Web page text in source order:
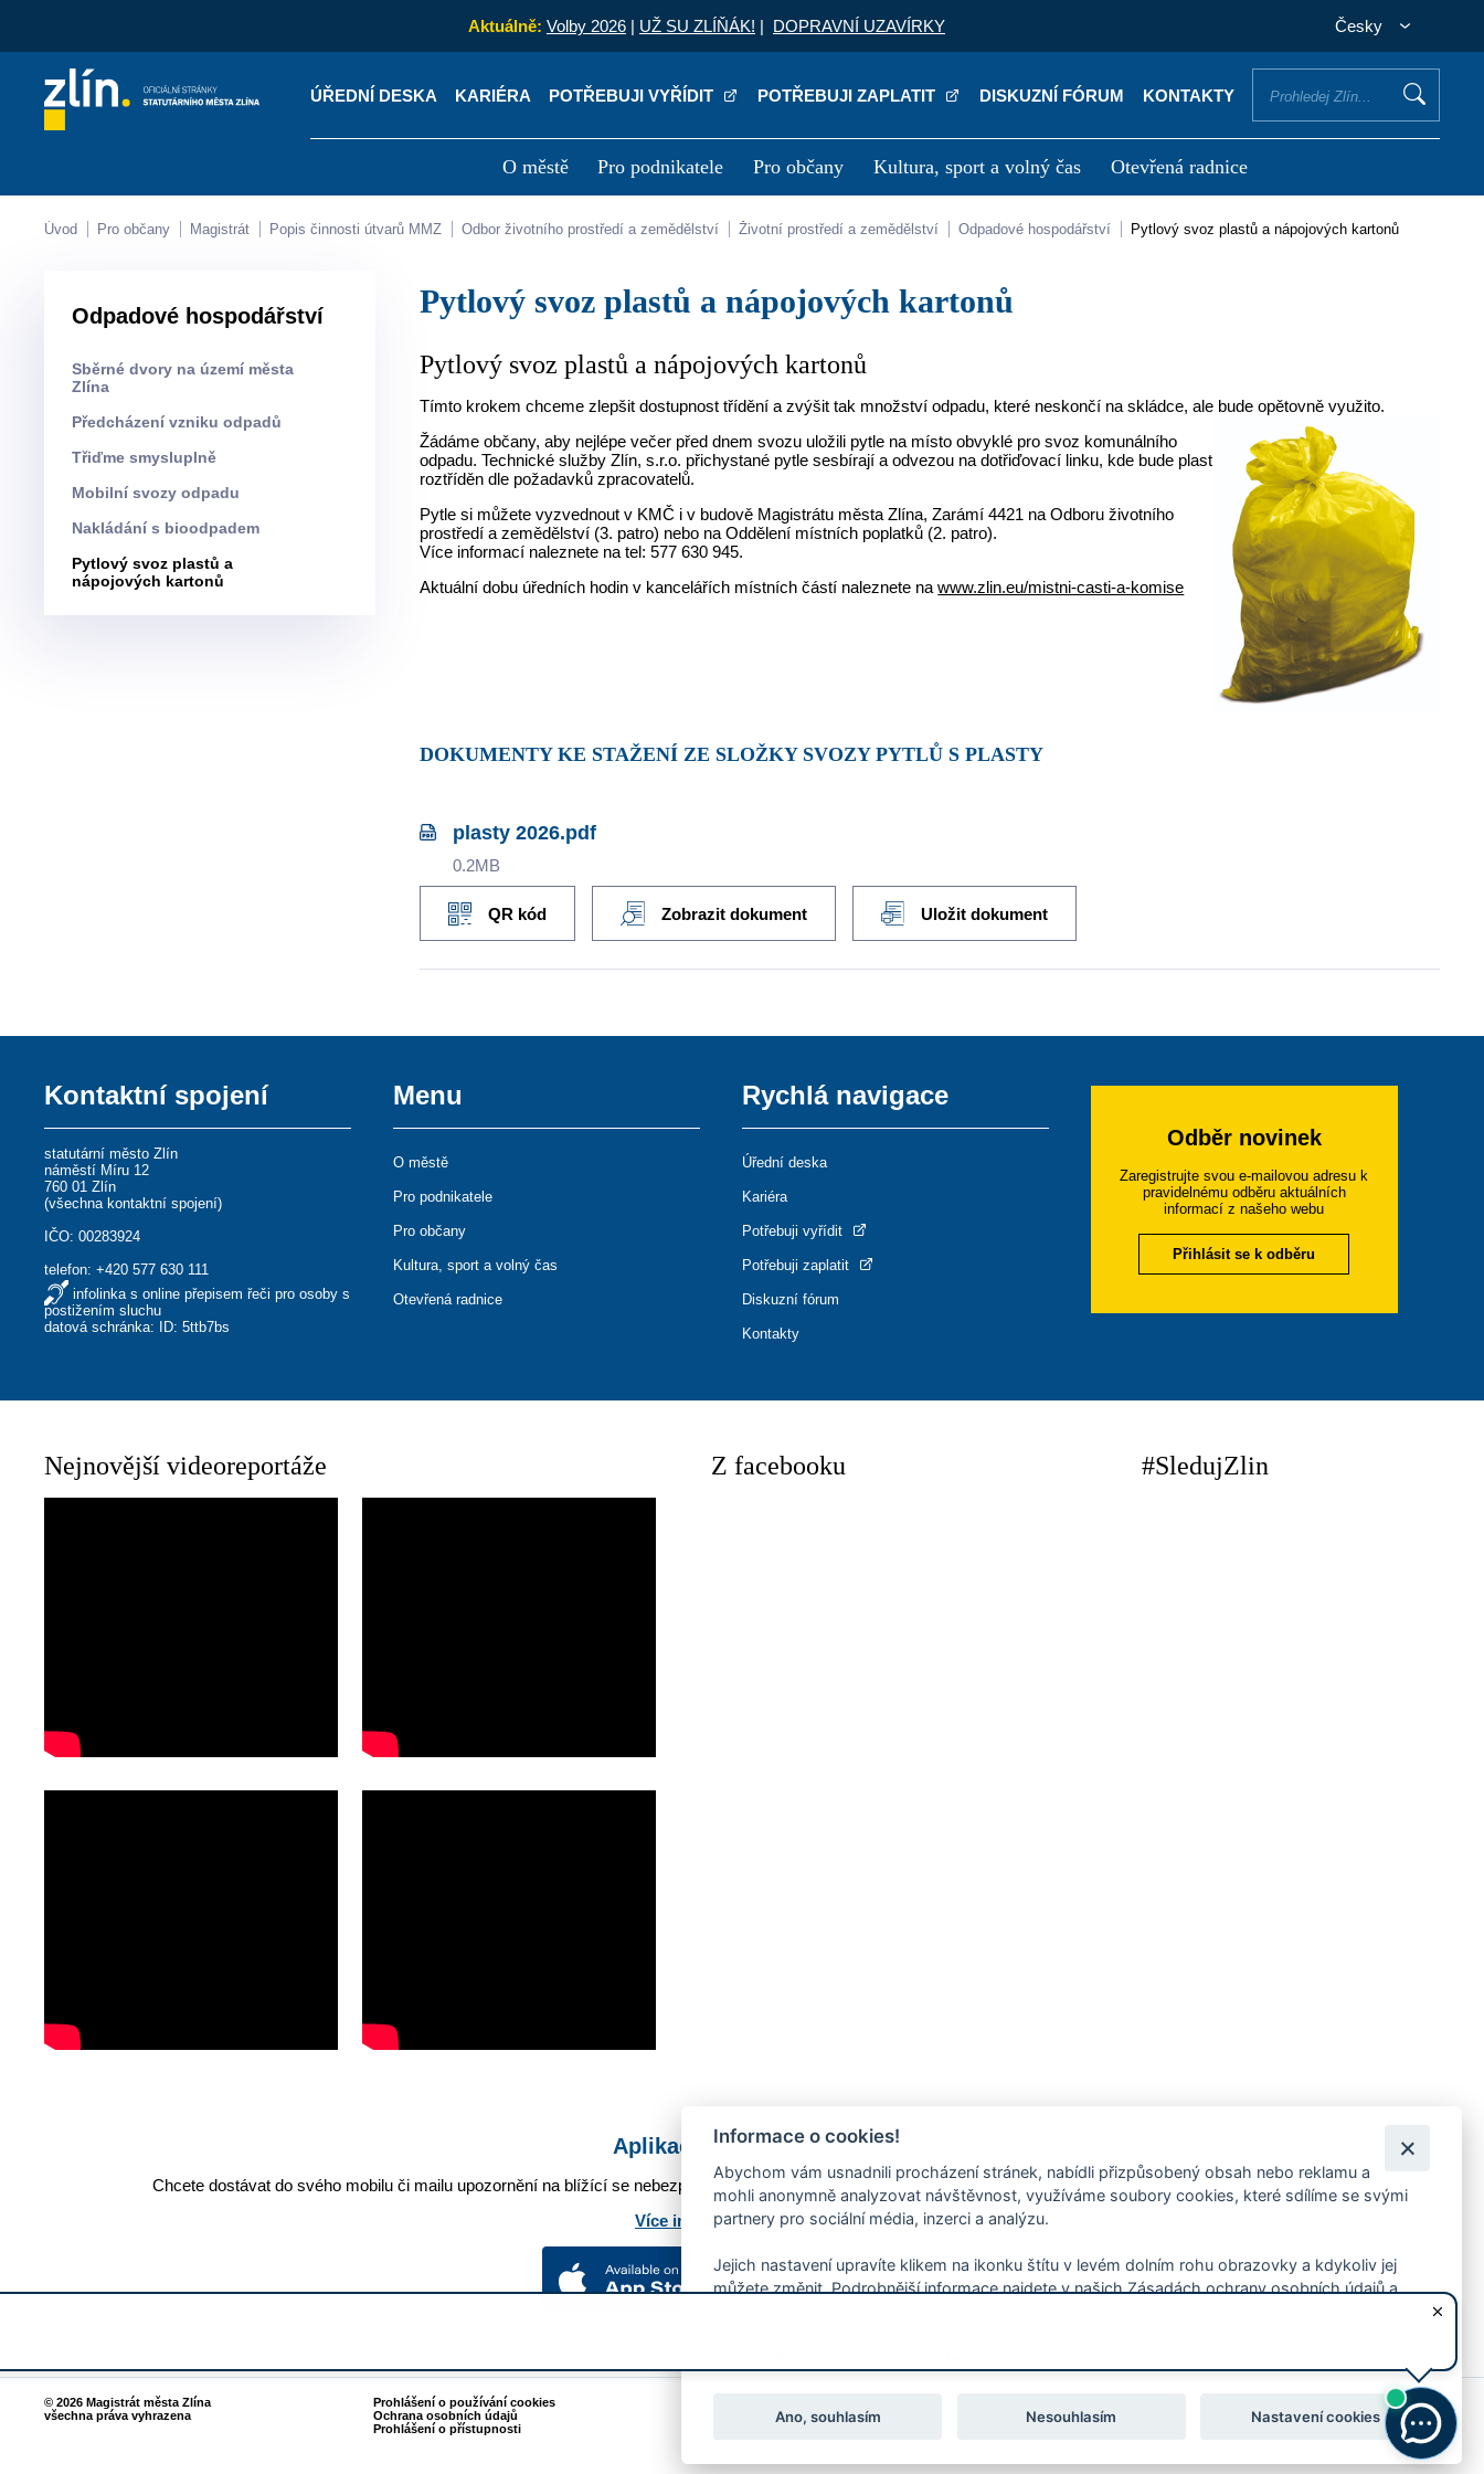
Aktuálně: Volby 2026 | UŽ SU ZLÍŇÁK! | DOPRAVNÍ UZAVÍRKY Česky
ÚŘEDNÍ DESKA KARIÉRA POTŘEBUJI VYŘÍDIT POTŘEBUJI ZAPLATIT DISKUZNÍ FÓRUM KONTAKTY
O městě Pro podnikatele Pro občany Kultura, sport a volný čas Otevřená radnice
Kontakty Úřední deska Kariéra Potřebuji vyřídit Potřebuji zaplatit
Úvod Pro občany Magistrát Popis činnosti útvarů MMZ Odbor životního prostředí a zemědělství Životní prostředí a zemědělství Odpadové hospodářství Pytlový svoz plastů a nápojových kartonů
Odpadové hospodářství
Sběrné dvory na území města
Zlína
Předcházení vzniku odpadů
Třiďme smysluplně
Mobilní svozy odpadu
Nakládání s bioodpadem
Pytlový svoz plastů a
nápojových kartonů
Pytlový svoz plastů a nápojových kartonů
Pytlový svoz plastů a nápojových kartonů
Tímto krokem chceme zlepšit dostupnost třídění a zvýšit tak množství odpadu, které neskončí na skládce, ale bude opětovně využito.
Žádáme občany, aby nejlépe večer před dnem svozu uložili pytle na místo obvyklé pro svoz komunálního
odpadu. Technické služby Zlín, s.r.o. přichystané pytle sesbírají a odvezou na dotřiďovací linku, kde bude plast
roztříděn dle požadavků zpracovatelů.
Pytle si můžete vyzvednout v KMČ i v budově Magistrátu města Zlína, Zarámí 4421 na Odboru životního
prostředí a zemědělství (3. patro) nebo na Oddělení místních poplatků (2. patro).
Více informací naleznete na tel: 577 630 945.
Aktuální dobu úředních hodin v kancelářích místních částí naleznete nawww.zlin.eu/mistni-casti-a-komise
DOKUMENTY KE STAŽENÍ ZE SLOŽKY SVOZY PYTLŮ S PLASTY
plasty 2026.pdf
0.2MB
QR kód Zobrazit dokument Uložit dokument
Kontaktní spojení
statutární město Zlín
náměstí Míru 12
760 01 Zlín
(všechna kontaktní spojení)
IČO: 00283924
telefon:+420 577 630 111
infolinka s online přepisem řeči pro osoby s
postižením sluchu
datová schránka: ID: 5ttb7bs
Menu
O městě
Pro podnikatele
Pro občany
Kultura, sport a volný čas
Otevřená radnice
Rychlá navigace
Úřední deska
Kariéra
Potřebuji vyřídit
Potřebuji zaplatit
Diskuzní fórum
Kontakty
Odběr novinek
Zaregistrujte svou e-mailovou adresu k
pravidelnému odběru aktuálních
informací z našeho webu
Přihlásit se k odběru
Nejnovější videoreportáže Z facebooku #SledujZlin
Aplikace Mobilní rozhlas
Chcete dostávat do svého mobilu či mailu upozornění na blížící se nebezpečí, odstávky, poruchy a výpadky energií, ankety, pozvánky na kulturní a sportovní akce?
Více informací o aplikaci
© 2026 Magistrát města Zlína
všechna práva vyhrazena
Prohlášení o používání cookies
Ochrana osobních údajů
Prohlášení o přístupnosti
webmaster@zlin.eu
Informace o cookies!
Abychom vám usnadnili procházení stránek, nabídli přizpůsobený obsah nebo reklamu a
mohli anonymně analyzovat návštěvnost, využíváme soubory cookies, které sdílíme se svými
partnery pro sociální média, inzerci a analýzu.
Jejich nastavení upravíte klikem na ikonku štítu v levém dolním rohu obrazovky a kdykoliv jej
můžete změnit. Podrobnější informace najdete v našich Zásadách ochrany osobních údajů a
Ano, souhlasím Nesouhlasím Nastavení cookies